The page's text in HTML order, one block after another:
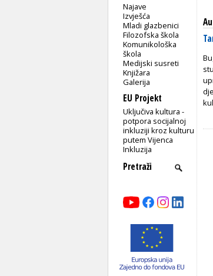
Najave
Izvješća
Mladi glazbenici
Filozofska škola
Komunikološka
škola
Medijski susreti
Knjižara
Galerija
EU Projekt
Uključiva kultura -
potpora socijalnoj
inkluziji kroz kulturu
putem Vijenca
Inkluzija